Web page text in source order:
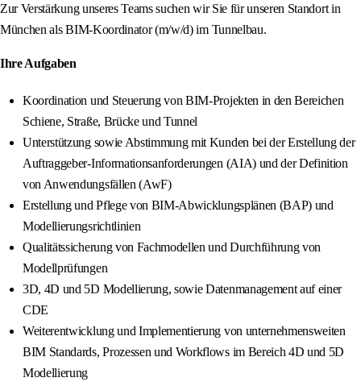
Zur Verstärkung unseres Teams suchen wir Sie für unseren Standort in
München als BIM-Koordinator (m/w/d) im Tunnelbau.
Ihre Aufgaben
Koordination und Steuerung von BIM-Projekten in den Bereichen
Schiene, Straße, Brücke und Tunnel
Unterstützung sowie Abstimmung mit Kunden bei der Erstellung der
Auftraggeber-Informationsanforderungen (AIA) und der Definition
von Anwendungsfällen (AwF)
Erstellung und Pflege von BIM-Abwicklungsplänen (BAP) und
Modellierungsrichtlinien
Qualitätssicherung von Fachmodellen und Durchführung von
Modellprüfungen
3D, 4D und 5D Modellierung, sowie Datenmanagement auf einer
CDE
Weiterentwicklung und Implementierung von unternehmensweiten
BIM Standards, Prozessen und Workflows im Bereich 4D und 5D
Modellierung